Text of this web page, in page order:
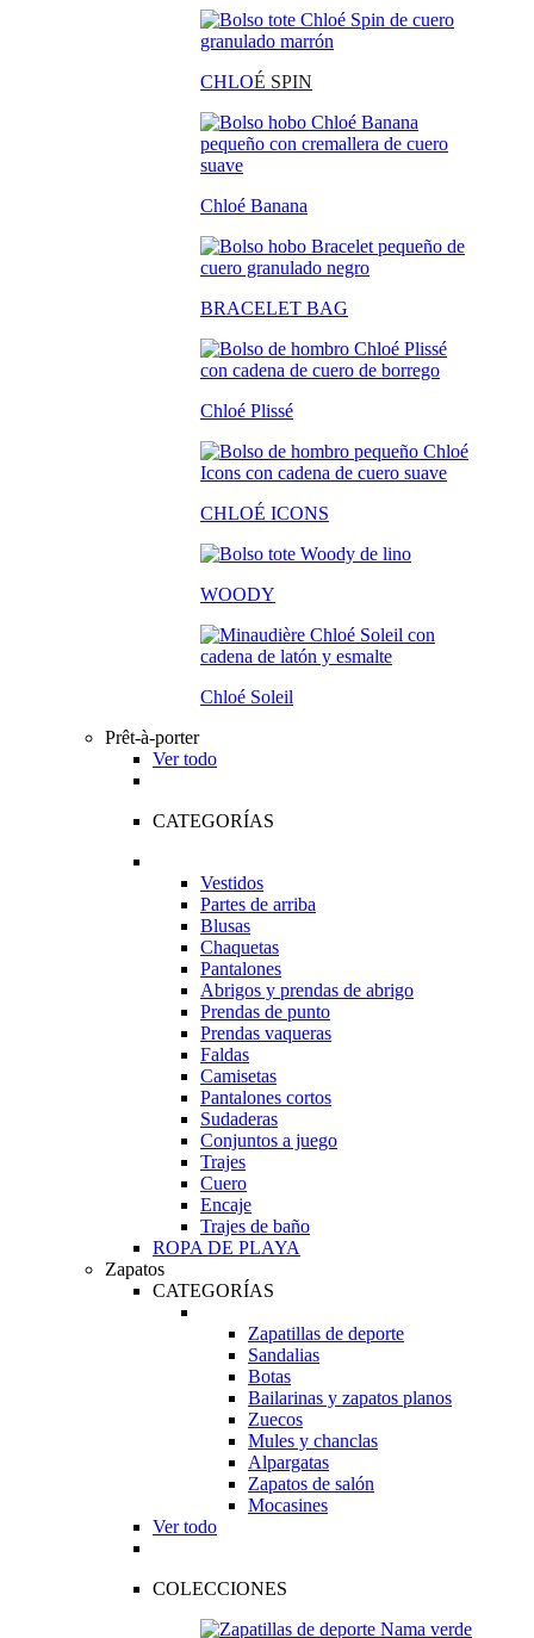
CHLOÉ SPIN
Chloé Banana
BRACELET BAG
Chloé Plissé
CHLOÉ ICONS
WOODY
Chloé Soleil
Prêt-à-porter
Ver todo
CATEGORÍAS
Vestidos
Partes de arriba
Blusas
Chaquetas
Pantalones
Abrigos y prendas de abrigo
Prendas de punto
Prendas vaqueras
Faldas
Camisetas
Pantalones cortos
Sudaderas
Conjuntos a juego
Trajes
Cuero
Encaje
Trajes de baño
ROPA DE PLAYA
Zapatos
CATEGORÍAS
Zapatillas de deporte
Sandalias
Botas
Bailarinas y zapatos planos
Zuecos
Mules y chanclas
Alpargatas
Zapatos de salón
Mocasines
Ver todo
COLECCIONES